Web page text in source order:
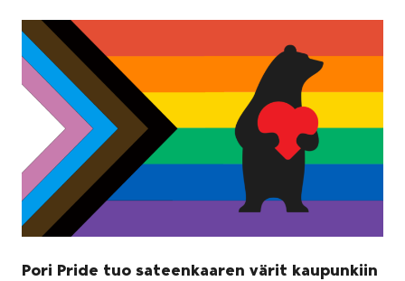
Pori Pride tuo sateenkaaren värit kaupunkiin